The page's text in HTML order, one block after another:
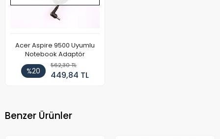
Acer Aspire 9500 Uyumlu
Notebook Adaptör
%20
562,30 TL
449,84 TL
Benzer Ürünler